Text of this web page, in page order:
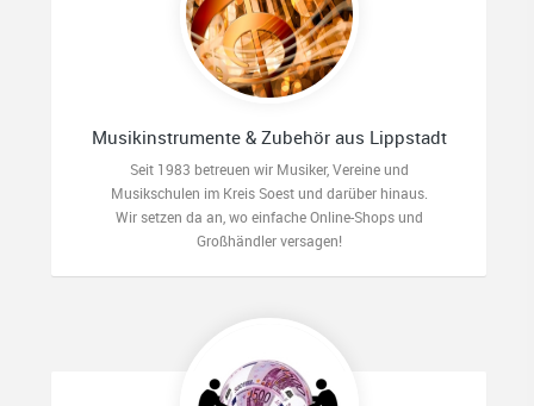
Musikinstrumente & Zubehör aus Lippstadt
Seit 1983 betreuen wir Musiker, Vereine und
Musikschulen im Kreis Soest und darüber hinaus.
Wir setzen da an, wo einfache Online-Shops und
Großhändler versagen!